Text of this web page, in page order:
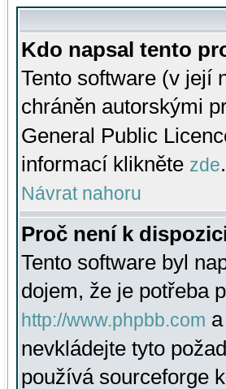
Kdo napsal tento
Tento software (v její
chráněn autorskými
General Public
informací klikněte zde.
Návrat nahoru
Proč není k
Tento software byl
dojem, že je potřeba
http://www.phpbb.com
nevkládejte tyto
používá sourceforge